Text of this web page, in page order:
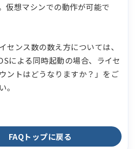
仮想マシンでの動作が可能で
センス数の数え方については、
による同時起動の場合、ライセ
ントはどうなりますか？」をご
。
FAQトップに戻る